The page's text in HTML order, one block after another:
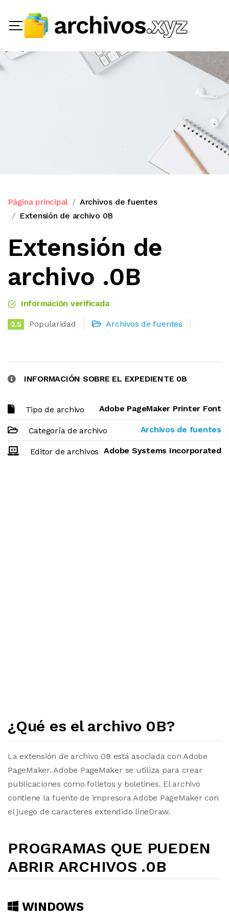
Página principal
Archivos de fuentes
Extensión de archivo 0B
Extensión de
archivo .0B
Información verificada
2.5 Popularidad Archivos de fuentes
INFORMACIÓN SOBRE EL EXPEDIENTE 0B
Tipo de archivo Adobe PageMaker Printer Font
Categoría de archivo Archivos de fuentes
Editor de archivos Adobe Systems Incorporated
¿Qué es el archivo 0B?
La extensión de archivo 0B está asociada con Adobe
PageMaker. Adobe PageMaker se utiliza para crear
publicaciones como folletos y boletines. El archivo
contiene la fuente de impresora Adobe PageMaker con
el juego de caracteres extendido lineDraw.
PROGRAMAS QUE PUEDEN
ABRIR ARCHIVOS .0B
WINDOWS